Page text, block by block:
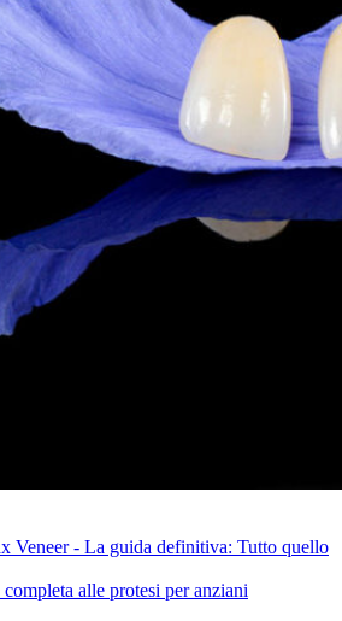
Veneer - La guida definitiva: Tutto quello
alle protesi per anziani